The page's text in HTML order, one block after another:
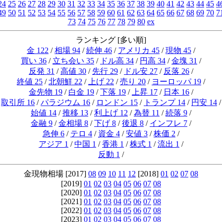
25 26 27 28 29 30 31 32 33 34 35 36 37 38 39 40 41 42 43 44 45
50 51 52 53 54 55 56 57 58 59 60 61 62 63 64 65 66 67 68 69 70 71
73 74 75 76 77 78 79 80 ex
ランキング [多い順]
金 122 /相場 94 /続伸 46 / アメリカ 45 /現物 45 /
買い 36 / 立ち会い 35 / ドル高 34 / 円高 34 /金塊 31 /
反発 31 /高値 30 / 先行 29 / ドル安 27 / 反落 26 /
終値 25 /北朝鮮 22 / 上げ 22 /売り 20 / ヨーロッパ 19 /
金先物 19 / 白金 19 /下落 19 / 上昇 17 / 日本 16 /
取引所 16 /パラジウム 16 / ロンドン 15 / トランプ 14 / 円安 14 /
始値 14 /推移 13 /利上げ 12 /為替 11 /続落 9 /
金融 9 /金相場 8 /下げ 8 /後退 8 / インフレ 7 /
急伸 6 / テロ 4 / 資金 4 /安値 3 /株価 2 /
アジア 1 /中国 1 /香港 1 /株式 1 /流出 1 /
反動 1 /
金現物相場 [2017] 08 09 10 11 12 [2018] 01 02 07 08
[2019] 01 02 03 04 05 06 07 08
[2020] 01 02 03 04 05 06 07 08
[2021] 01 02 03 04 05 06 07 08
[2022] 01 02 03 04 05 06 07 08
[2023] 01 02 03 04 05 06 07 08